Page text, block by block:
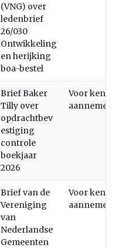
(VNG) over
ledenbrief
26/030
Ontwikkeling
en herijking
boa-bestel
Brief Baker
Tilly over
opdrachtbev
estiging
controle
boekjaar
2026
Voor
aannemen
Brief van de
Vereniging
van
Nederlandse
Gemeenten
Voor
aannemen